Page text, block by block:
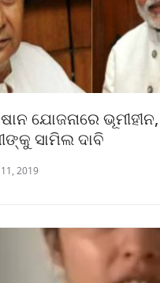
ଯୋଜନାରେ ଭୂମୀହୀନ,
ସାମିଲ ଦାବି
2019